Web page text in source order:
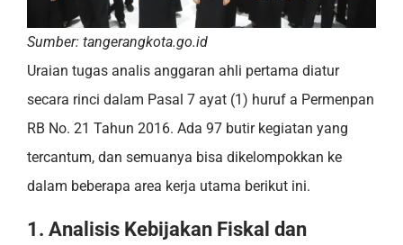
Sumber: tangerangkota.go.id
Uraian tugas analis anggaran ahli pertama diatur
secara rinci dalam Pasal 7 ayat (1) huruf a Permenpan
RB No. 21 Tahun 2016. Ada 97 butir kegiatan yang
tercantum, dan semuanya bisa dikelompokkan ke
dalam beberapa area kerja utama berikut ini.
1. Analisis Kebijakan Fiskal dan